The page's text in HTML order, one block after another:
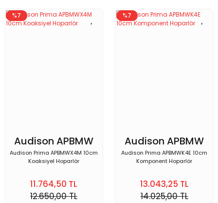
%7
Audison APBMW
X4M
Audison Prima APBMWX4M 10cm
Koaksiyel Hoparlör
11.764,50 TL
12.650,00 TL
%7
Audison APBMW
K4E
Audison Prima APBMWK4E 10cm
Komponent Hoparlör
13.043,25 TL
14.025,00 TL